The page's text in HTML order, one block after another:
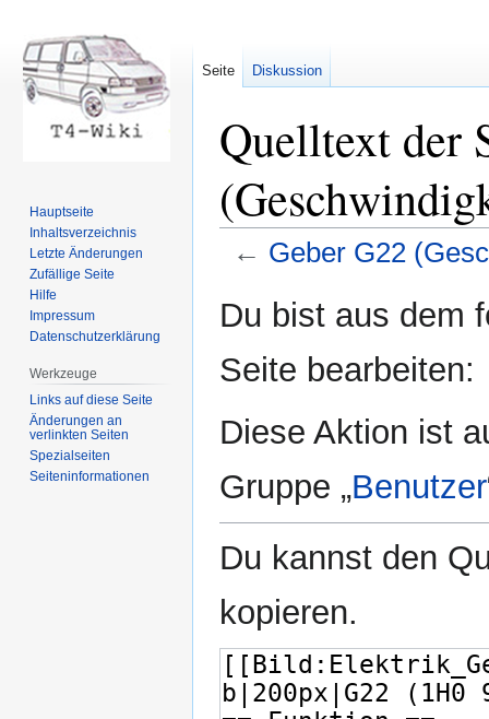
Quelltext der
← Geber G22
Navigation
Suche
Du bist aus dem
Seite bearbeiten:
Diese Aktion ist
Gruppe „Benutzer
Du kannst den
kopieren.
Seite Diskussion
Hauptseite
Inhaltsverzeichnis
Letzte Änderungen
Zufällige Seite
Hilfe
Impressum
Datenschutzerklärung
Werkzeuge
Links auf diese Seite
Änderungen an
verlinkten Seiten
Spezialseiten
Seiten­informationen